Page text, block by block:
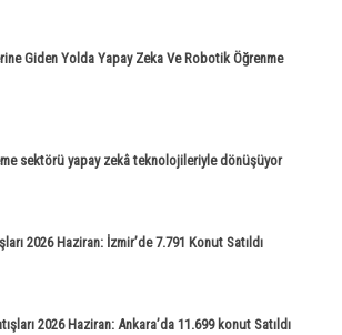
Giden Yolda Yapay Zeka Ve Robotik Öğrenme
sektörü yapay zekâ teknolojileriyle dönüşüyor
2026 Haziran: İzmir’de 7.791 Konut Satıldı
2026 Haziran: Ankara’da 11.699 konut Satıldı